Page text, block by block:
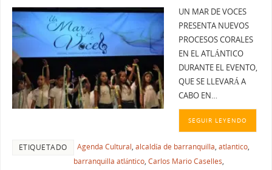
UN MAR DE VOCES
PRESENTA NUEVOS
PROCESOS CORALES
EN EL ATLÁNTICO
DURANTE EL EVENTO,
QUE SE LLEVARÁ A
CABO EN…
SEGUIR LEYENDO
ETIQUETADO Agenda Cultural, alcaldía de barranquilla, atlantico,
barranquilla atlántico, Carlos Mario Caselles,